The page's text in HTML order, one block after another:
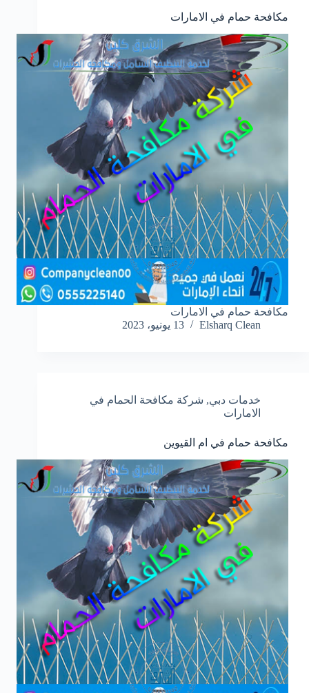
مكافحة حمام في الامارات
مكافحة حمام في الامارات
Elsharq Clean
13 يونيو، 2023
خدمات دبي, شركة مكافحة الحمام في
الامارات
مكافحة حمام في ام القيوين